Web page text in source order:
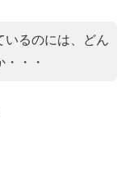
いるのには、どん
・・